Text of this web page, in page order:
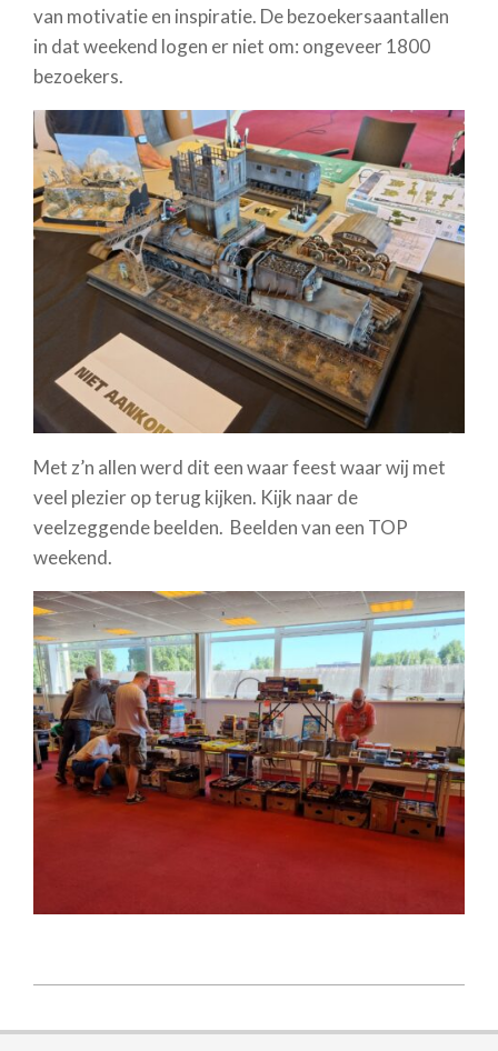
van motivatie en inspiratie. De bezoekersaantallen
in dat weekend logen er niet om: ongeveer 1800
bezoekers.
Met z’n allen werd dit een waar feest waar wij met
veel plezier op terug kijken. Kijk naar de
veelzeggende beelden. Beelden van een TOP
weekend.